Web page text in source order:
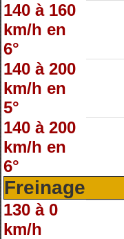
140 à 160
km/h en
6°
140 à 200
km/h en
5°
140 à 200
km/h en
6°
Freinage
130 à 0
km/h